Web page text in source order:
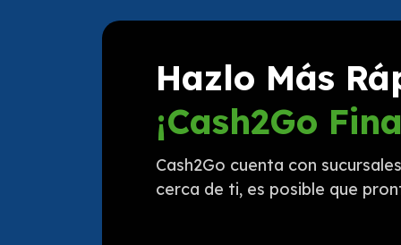
Hazlo Más
¡Cash2Go
Cash2Go cuenta con
cerca de ti, es posible que